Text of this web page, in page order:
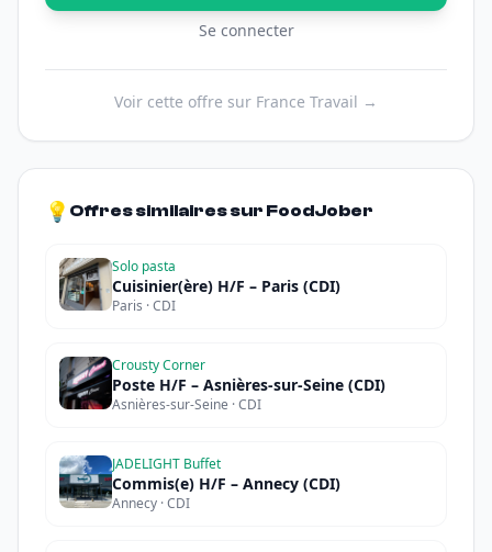
Se connecter
Voir cette offre sur France Travail →
💡 Offres similaires sur FoodJober
Solo pasta
Cuisinier(ère) H/F – Paris (CDI)
Paris · CDI
Crousty Corner
Poste H/F – Asnières-sur-Seine (CDI)
Asnières-sur-Seine · CDI
JADELIGHT Buffet
Commis(e) H/F – Annecy (CDI)
Annecy · CDI